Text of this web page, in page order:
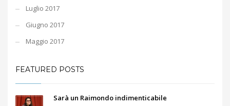
Luglio 2017
Giugno 2017
Maggio 2017
FEATURED POSTS
Sarà un Raimondo indimenticabile